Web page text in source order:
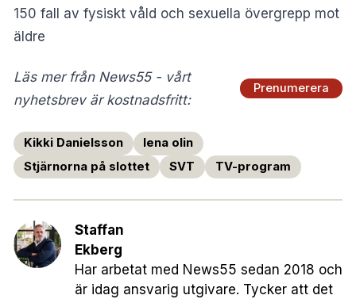
150 fall av fysiskt våld och sexuella övergrepp mot
äldre
Läs mer från News55 - vårt
nyhetsbrev är kostnadsfritt:
Prenumerera
Kikki Danielsson
lena olin
Stjärnorna på slottet
SVT TV-program
Staffan
Ekberg
Har arbetat med News55 sedan 2018 och
är idag ansvarig utgivare. Tycker att det